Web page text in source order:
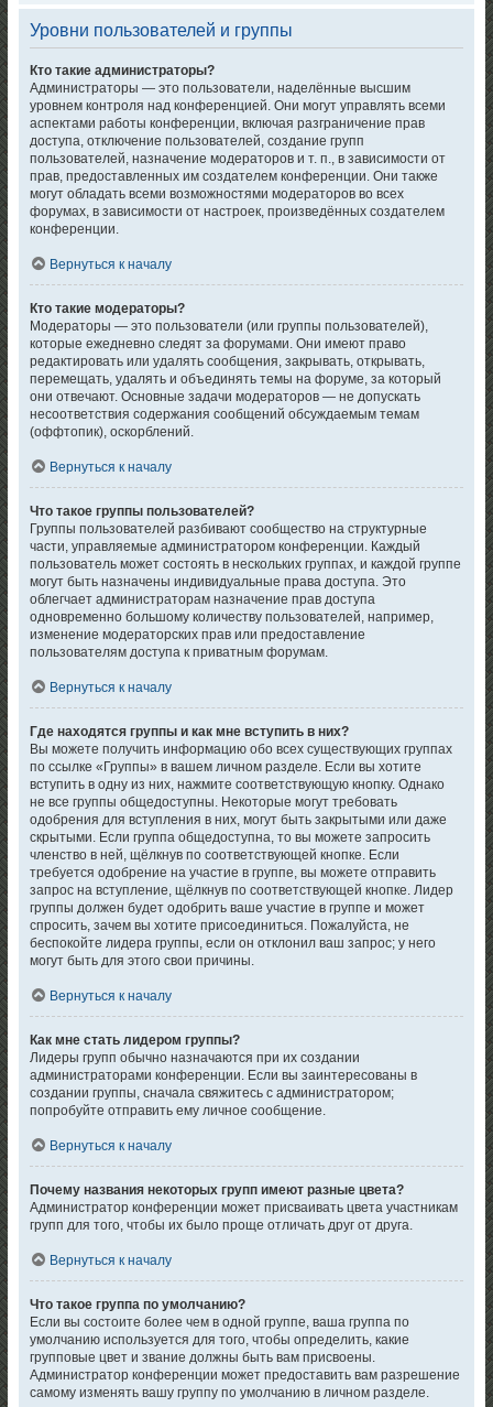
Уровни пользователей и группы
Кто такие администраторы?
Администраторы — это пользователи, наделённые высшим
уровнем контроля над конференцией. Они могут управлять всеми
аспектами работы конференции, включая разграничение прав
доступа, отключение пользователей, создание групп
пользователей, назначение модераторов и т. п., в зависимости от
прав, предоставленных им создателем конференции. Они также
могут обладать всеми возможностями модераторов во всех
форумах, в зависимости от настроек, произведённых создателем
конференции.
Вернуться к началу
Кто такие модераторы?
Модераторы — это пользователи (или группы пользователей),
которые ежедневно следят за форумами. Они имеют право
редактировать или удалять сообщения, закрывать, открывать,
перемещать, удалять и объединять темы на форуме, за который
они отвечают. Основные задачи модераторов — не допускать
несоответствия содержания сообщений обсуждаемым темам
(оффтопик), оскорблений.
Вернуться к началу
Что такое группы пользователей?
Группы пользователей разбивают сообщество на структурные
части, управляемые администратором конференции. Каждый
пользователь может состоять в нескольких группах, и каждой группе
могут быть назначены индивидуальные права доступа. Это
облегчает администраторам назначение прав доступа
одновременно большому количеству пользователей, например,
изменение модераторских прав или предоставление
пользователям доступа к приватным форумам.
Вернуться к началу
Где находятся группы и как мне вступить в них?
Вы можете получить информацию обо всех существующих группах
по ссылке «Группы» в вашем личном разделе. Если вы хотите
вступить в одну из них, нажмите соответствующую кнопку. Однако
не все группы общедоступны. Некоторые могут требовать
одобрения для вступления в них, могут быть закрытыми или даже
скрытыми. Если группа общедоступна, то вы можете запросить
членство в ней, щёлкнув по соответствующей кнопке. Если
требуется одобрение на участие в группе, вы можете отправить
запрос на вступление, щёлкнув по соответствующей кнопке. Лидер
группы должен будет одобрить ваше участие в группе и может
спросить, зачем вы хотите присоединиться. Пожалуйста, не
беспокойте лидера группы, если он отклонил ваш запрос; у него
могут быть для этого свои причины.
Вернуться к началу
Как мне стать лидером группы?
Лидеры групп обычно назначаются при их создании
администраторами конференции. Если вы заинтересованы в
создании группы, сначала свяжитесь с администратором;
попробуйте отправить ему личное сообщение.
Вернуться к началу
Почему названия некоторых групп имеют разные цвета?
Администратор конференции может присваивать цвета участникам
групп для того, чтобы их было проще отличать друг от друга.
Вернуться к началу
Что такое группа по умолчанию?
Если вы состоите более чем в одной группе, ваша группа по
умолчанию используется для того, чтобы определить, какие
групповые цвет и звание должны быть вам присвоены.
Администратор конференции может предоставить вам разрешение
самому изменять вашу группу по умолчанию в личном разделе.